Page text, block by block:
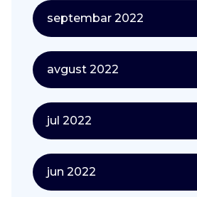
septembar 2022
avgust 2022
jul 2022
jun 2022